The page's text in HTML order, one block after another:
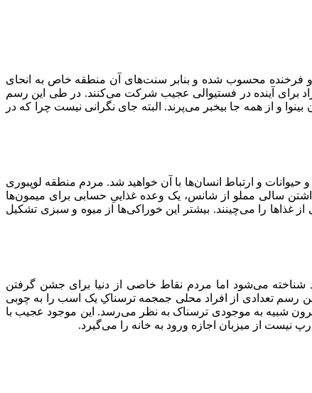
و فرخنده محسوب شده و بنابر سنت‌های آن منطقه خاص به انحای
برای آینده در فستیوالی عجیب شرکت می‌کنند. در طی این رسم
و از همه جا بیخبر می‌پرند. البته جای نگرانی نیست چرا که در
و ارتباط انسان‌ها با آن خواهید شد. مردم منطقه لوپبوری
سالی مملو از شانس، یک وعده غذاییِ حسابی برای میمون‌ها
غذاها را می‌چینند. بیشتر این خوراکی‌ها از میوه و سبزی تشکیل
شناخته می‌شود اما مردم نقاط خاصی از دنیا برای جشن گرفتن
رسم تعدادی از افراد محلی جمجمه ترسناکِ یک اسب را به چوبی
شبیه به موجودی ترسناک به نظر می‌رسد. این موجود عجیب با
از میزبان اجازه ورود به خانه را می‌گیرد.